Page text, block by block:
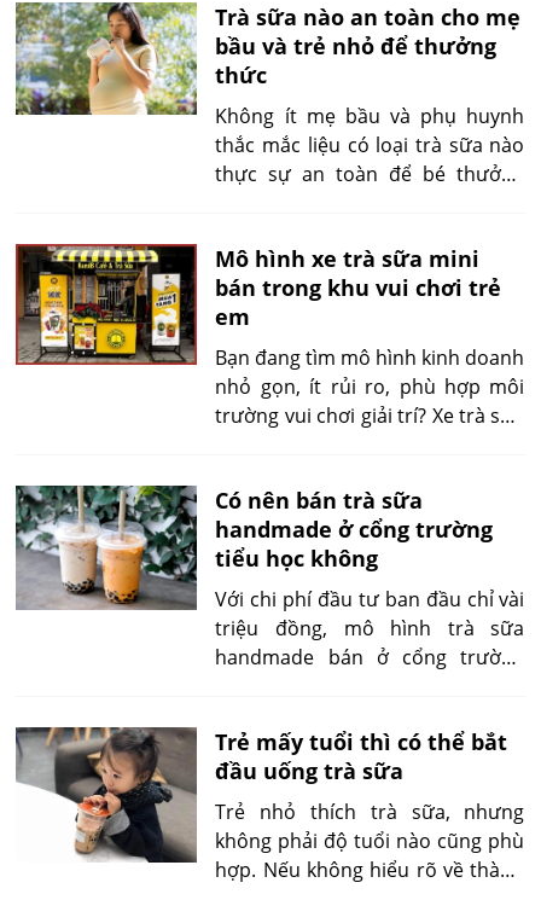
bạn giải thích rõ domain
authority là gì, tại sao nó quan
trọng, cách nó được tính toán và
cách ứng dụng hiệu quả trong
SEO hiện đại.
Trà sữa nào an toàn cho mẹ
bầu và trẻ nhỏ để thưởng
thức
Không ít mẹ bầu và phụ huynh
thắc mắc liệu có loại trà sữa nào
thực sự an toàn để bé thưởng
nhận diện thương hiệu uy tín, ưu
tiên trà handmade và nắm rõ
cách kiểm soát lượng đường,
caffeine. Trải nghiệm đúng cách
sẽ giúp trà sữa dành cho mẹ bầu
và trẻ nhỏ trở nên thú vị và dễ
kiểm soát hơn.
Mô hình xe trà sữa mini
bán trong khu vui chơi trẻ
em
Bạn đang tìm mô hình kinh doanh
nhỏ gọn, ít rủi ro, phù hợp môi
trường vui chơi giải trí? Xe trà sữa
đầu. Với vốn đầu tư linh hoạt và
lượng khách hàng tiềm năng cao
từ các gia đình có con nhỏ, mô
hình này ngày càng được quan
tâm và nhân rộng tại nhiều thành
phố lớn.
Có nên bán trà sữa
handmade ở cổng trường
tiểu học không
Với chi phí đầu tư ban đầu chỉ vài
triệu đồng, mô hình trà sữa
handmade bán ở cổng trường
nhiên, bên cạnh cơ hội tiếp cận
hàng trăm học sinh mỗi ngày, mô
hình này cũng đi kèm những rủi
ro về an toàn thực phẩm, pháp lý
và cạnh tranh vỉa hè. Bài viết sau
sẽ phân tích cụ thể để bạn có cái
Trẻ mấy tuổi thì có thể bắt
đầu uống trà sữa
Trẻ nhỏ thích trà sữa, nhưng
không phải độ tuổi nào cũng phù
hợp. Nếu không hiểu rõ về thành